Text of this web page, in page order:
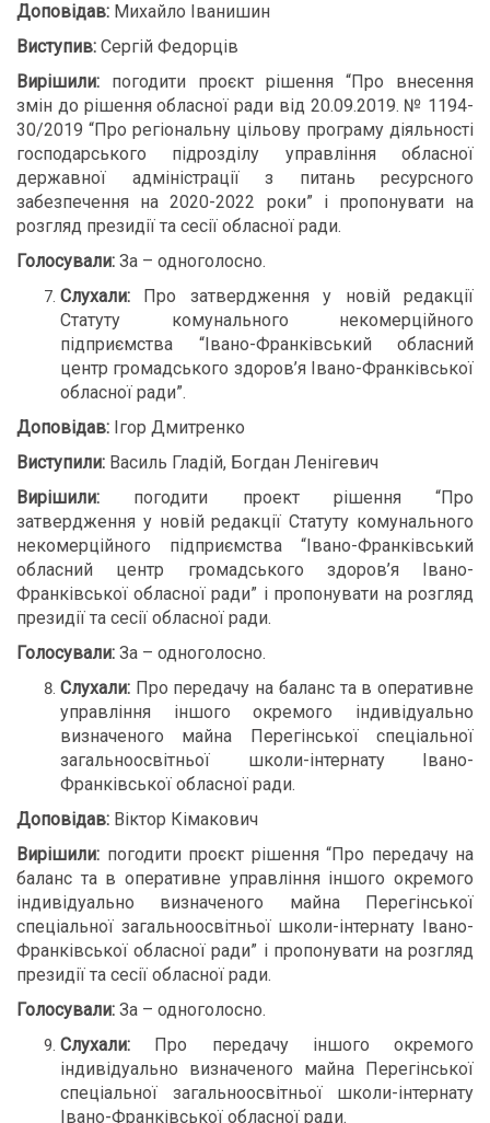
Доповідав: Михайло Іванишин
Виступив: Сергій Федорців
Вирішили: погодити проєкт рішення “Про внесення
змін до рішення обласної ради від 20.09.2019. № 1194-
30/2019 “Про регіональну цільову програму діяльності
господарського підрозділу управління обласної
державної адміністрації з питань ресурсного
забезпечення на 2020-2022 роки” і пропонувати на
розгляд президії та сесії обласної ради.
Голосували: За – одноголосно.
Слухали: Про затвердження у новій редакції
Статуту комунального некомерційного
підприємства “Івано-Франківський обласний
центр громадського здоров’я Івано-Франківської
обласної ради”.
Доповідав: Ігор Дмитренко
Виступили: Василь Гладій, Богдан Ленігевич
Вирішили: погодити проект рішення “Про
затвердження у новій редакції Статуту комунального
некомерційного підприємства “Івано-Франківський
обласний центр громадського здоров’я Івано-
Франківської обласної ради” і пропонувати на розгляд
президії та сесії обласної ради.
Голосували: За – одноголосно.
Слухали: Про передачу на баланс та в оперативне
управління іншого окремого індивідуально
визначеного майна Перегінської спеціальної
загальноосвітньої школи-інтернату Івано-
Франківської обласної ради.
Доповідав: Віктор Кімакович
Вирішили: погодити проєкт рішення “Про передачу на
баланс та в оперативне управління іншого окремого
індивідуально визначеного майна Перегінської
спеціальної загальноосвітньої школи-інтернату Івано-
Франківської обласної ради” і пропонувати на розгляд
президії та сесії обласної ради.
Голосували: За – одноголосно.
Слухали: Про передачу іншого окремого
індивідуально визначеного майна Перегінської
спеціальної загальноосвітньої школи-інтернату
Івано-Франківської обласної ради.